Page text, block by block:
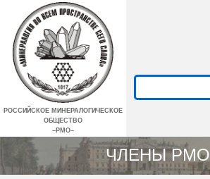
РОССИЙСКОЕ МИНЕРАЛОГИЧЕСКОЕ
ОБЩЕСТВО
–РМО–
ЧЛЕНЫ РМО